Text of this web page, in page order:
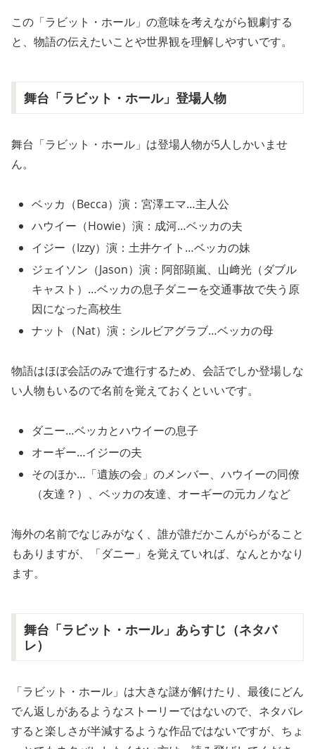
この「ラビット・ホール」の意味を考えながら観劇する
と、物語の伝えたいことや世界観を理解しやすいです。
舞台「ラビット・ホール」登場人物
舞台「ラビット・ホール」は登場人物が5人しかいませ
ん。
ベッカ（Becca）演：宮澤エマ…主人公
ハウイー（Howie）演：成河…ベッカの夫
イジー（Izzy）演：土井ケイト…ベッカの妹
ジェイソン（Jason）演：阿部顕嵐、山﨑光（ダブル
キャスト）…ベッカの息子ダニーを交通事故で失う原
因になった高校生
ナット（Nat）演：シルビアグラブ…ベッカの母
物語はほぼ会話のみで進行するため、会話でしか登場しな
い人物もいるので名前を覚えておくといいです。
ダニー…ベッカとハウイーの息子
オーギー…イジーの夫
そのほか…「遺族の会」のメンバー、ハウイーの同僚
（友達？）、ベッカの友達、オーギーの元カノなど
海外の名前でなじみがなく、誰が誰だかこんがらがること
もありますが、「ダニー」を覚えていれば、なんとかなり
ます。
舞台「ラビット・ホール」あらすじ（ネタバ
レ）
「ラビット・ホール」は大きな謎が解けたり、最後にどん
でん返しがあるようなストーリーではないので、ネタバレ
すると楽しさが半減するような作品ではないですが、ちょ